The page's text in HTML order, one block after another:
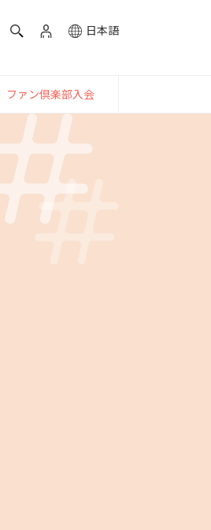
日本語
ファン倶楽部入会